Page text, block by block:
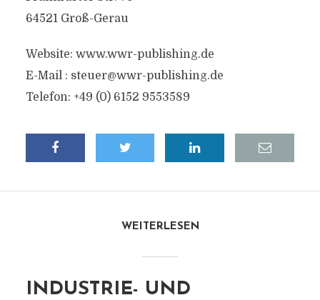
64521 Groß-Gerau
Website: www.wwr-publishing.de
E-Mail : steuer@wwr-publishing.de
Telefon: +49 (0) 6152 9553589
WEITERLESEN
INDUSTRIE- UND